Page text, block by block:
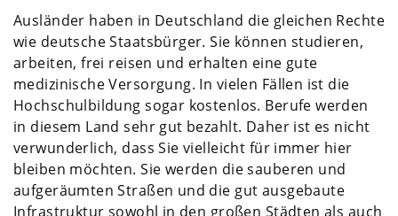
Ausländer haben in Deutschland die gleichen Rechte
wie deutsche Staatsbürger. Sie können studieren,
arbeiten, frei reisen und erhalten eine gute
medizinische Versorgung. In vielen Fällen ist die
Hochschulbildung sogar kostenlos. Berufe werden
in diesem Land sehr gut bezahlt. Daher ist es nicht
verwunderlich, dass Sie vielleicht für immer hier
bleiben möchten. Sie werden die sauberen und
aufgeräumten Straßen und die gut ausgebaute
Infrastruktur sowohl in den großen Städten als auch